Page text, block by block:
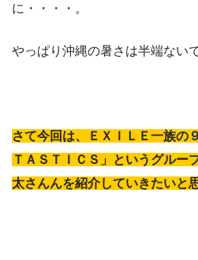
に・・・・。
やっぱり沖縄の暑さは半端ない
さて今回は、ＥＸＩＬＥ一族の
ＴＡＳＴＩＣＳ」というグルー
太さんんを紹介していきたいと